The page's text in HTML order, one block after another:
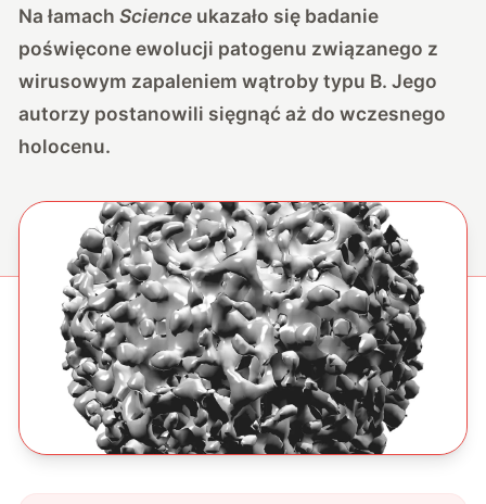
Na łamachScience ukazało się badanie
poświęcone ewolucji patogenu związanego z
wirusowym zapaleniem wątroby typu B. Jego
autorzy postanowili sięgnąć aż do wczesnego
holocenu.